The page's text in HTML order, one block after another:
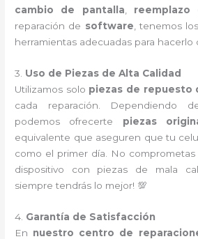
cambio de pantalla
reemplazo
reparación de software , tenemos
herramientas adecuadas para
3. Uso de Piezas de Alta Calidad
Utilizamos solo piezas de repuesto
cada reparación. Dependiendo
podemos ofrecerte piezas
equivalente que aseguren que tu
como el primer día. No
dispositivo con piezas de mala
siempre tendrás lo mejor! 💯
4. Garantía de Satisfacción
En nuestro centro de